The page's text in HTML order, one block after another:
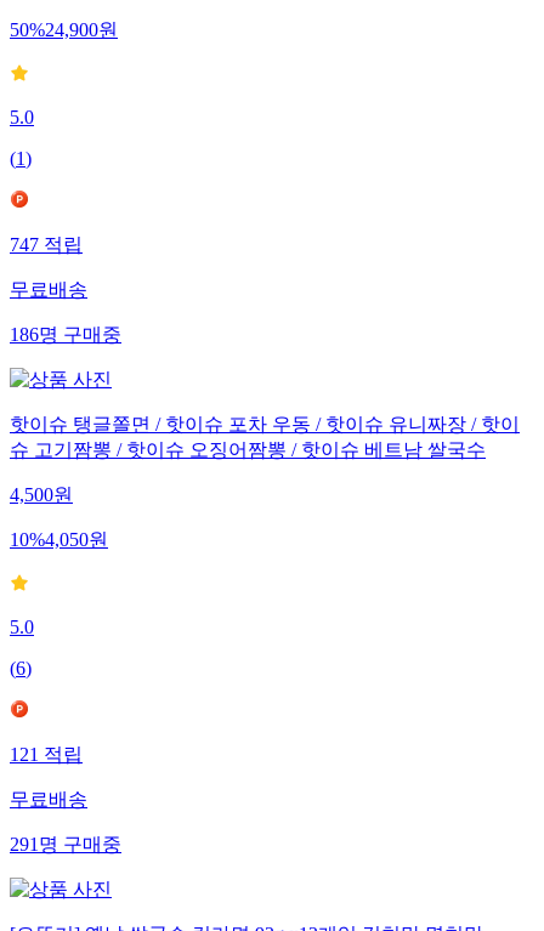
50%24,900원
5.0
(1)
747적립
무료배송
186명구매중
핫이슈 탱글쫄면 / 핫이슈 포차 우동 / 핫이슈 유니짜장 / 핫이
슈 고기짬뽕 / 핫이슈 오징어짬뽕 / 핫이슈 베트남 쌀국수
4,500원
10%4,050원
5.0
(6)
121적립
무료배송
291명구매중